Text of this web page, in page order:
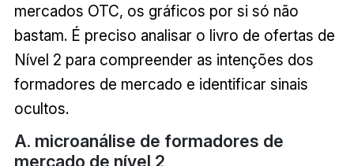
mercados OTC, os gráficos por si só não
bastam. É preciso analisar o livro de ofertas de
Nível 2 para compreender as intenções dos
formadores de mercado e identificar sinais
ocultos.
A. microanálise de formadores de
mercado de nível 2